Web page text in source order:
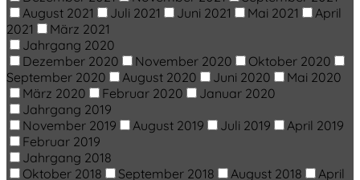
August 2021
Juli 2021 Juni 2021 Mai 2021
April
2021
März 2021
Jahrgang 2020
Dezember 2020
November 2020
Oktober 2020
September 2020
August 2020 Juni 2020
Mai 2020
März 2020
Februar 2020
Januar 2020
Jahrgang 2019
November 2019
August 2019 Juli 2019
April 2019
Februar 2019
Jahrgang 2018
Oktober 2018
September 2018 August 2018
April